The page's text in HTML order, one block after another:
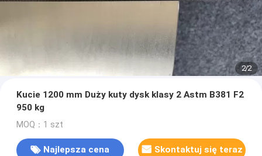
2/2
Kucie 1200 mm Duży kuty dysk klasy 2 Astm B381 F2
950 kg
MOQ：1 szt
Najlepsza cena Skontaktuj się teraz